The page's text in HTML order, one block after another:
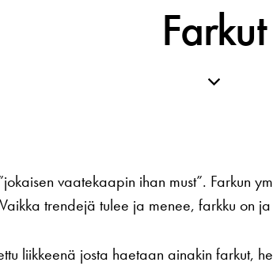
Farkut
vaatekaapin ihan must”. Farkun
trendejä tulee ja menee, farkku on
liikkeenä josta haetaan ainakin farkut,